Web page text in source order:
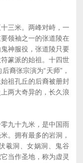
三米。两峰对峙，一
领袖之一的张道陵在
神服役，张道陵只要
篆派的始祖。十四世
裔张宗演为“天师”，
祖孔丘的后裔被册封
两大奇异的，长久浪
九十九米，是中国雨
。拥有最多的岩洞，
羲洞、女娲洞、鬼谷
当作圣地，称为虚灵